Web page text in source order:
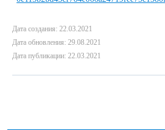
Дата создания: 22.03.2021
Дата обновления: 29.08.2021
Дата публикации: 22.03.2021